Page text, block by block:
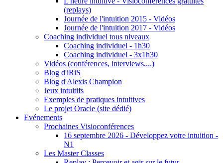
(replays)
Journée de l'intuition 2015 - Vidéos
Journée de l'intuition 2017 - Vidéos
Coaching individuel tous niveaux
Coaching individuel - 1h30
Coaching individuel - 3x1h30
Vidéos (conférences, interviews,...)
Blog d'iRiS
Blog d'Alexis Champion
Jeux intuitifs
Exemples de pratiques intuitives
Le projet Oracle (site dédié)
Evénements
Prochaines Visioconférences
16 septembre 2026 - Développez votre intuition -
N1
Les Master Classes